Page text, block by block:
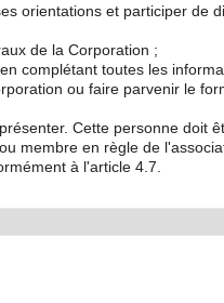
orientations et participer de
de la Corporation ;
complétant toutes les
ou faire parvenir le
Cette personne doit
membre en règle de
à l'article 4.7.